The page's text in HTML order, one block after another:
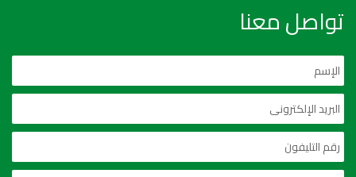
تواصل معنا